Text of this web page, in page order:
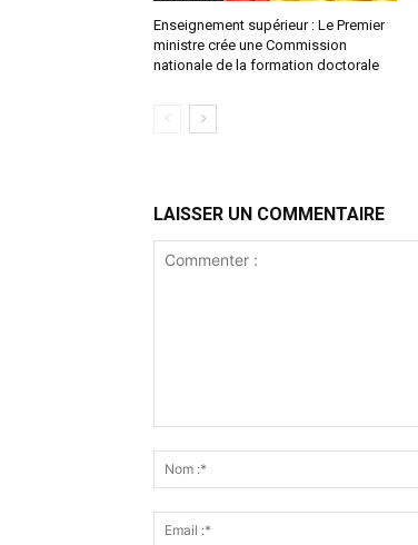
Enseignement supérieur : Le Premier
ministre crée une Commission
nationale de la formation doctorale
LAISSER UN COMMENTAIRE